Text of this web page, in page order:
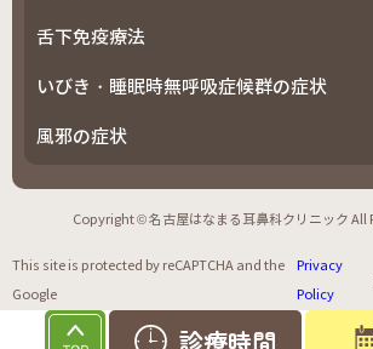
診療時間
舌下免疫療法
いびき・睡眠時無呼吸症候群の症状
風邪の症状
Copyright © 名古屋はなまる耳鼻科クリニック All
This site is protected by reCAPTCHA and the
Google
Privacy
Policy